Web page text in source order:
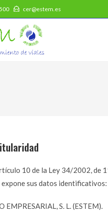
cer@estem.es
10 de la Ley 34/2002, de
sus datos identificativos:
EMPRESARIAL, S. L. (ESTEM).